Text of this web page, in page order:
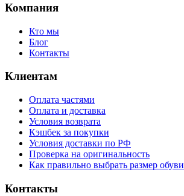
Компания
Кто мы
Блог
Контакты
Клиентам
Оплата частями
Оплата и доставка
Условия возврата
Кэшбек за покупки
Условия доставки по РФ
Проверка на оригинальность
Как правильно выбрать размер обуви
Контакты